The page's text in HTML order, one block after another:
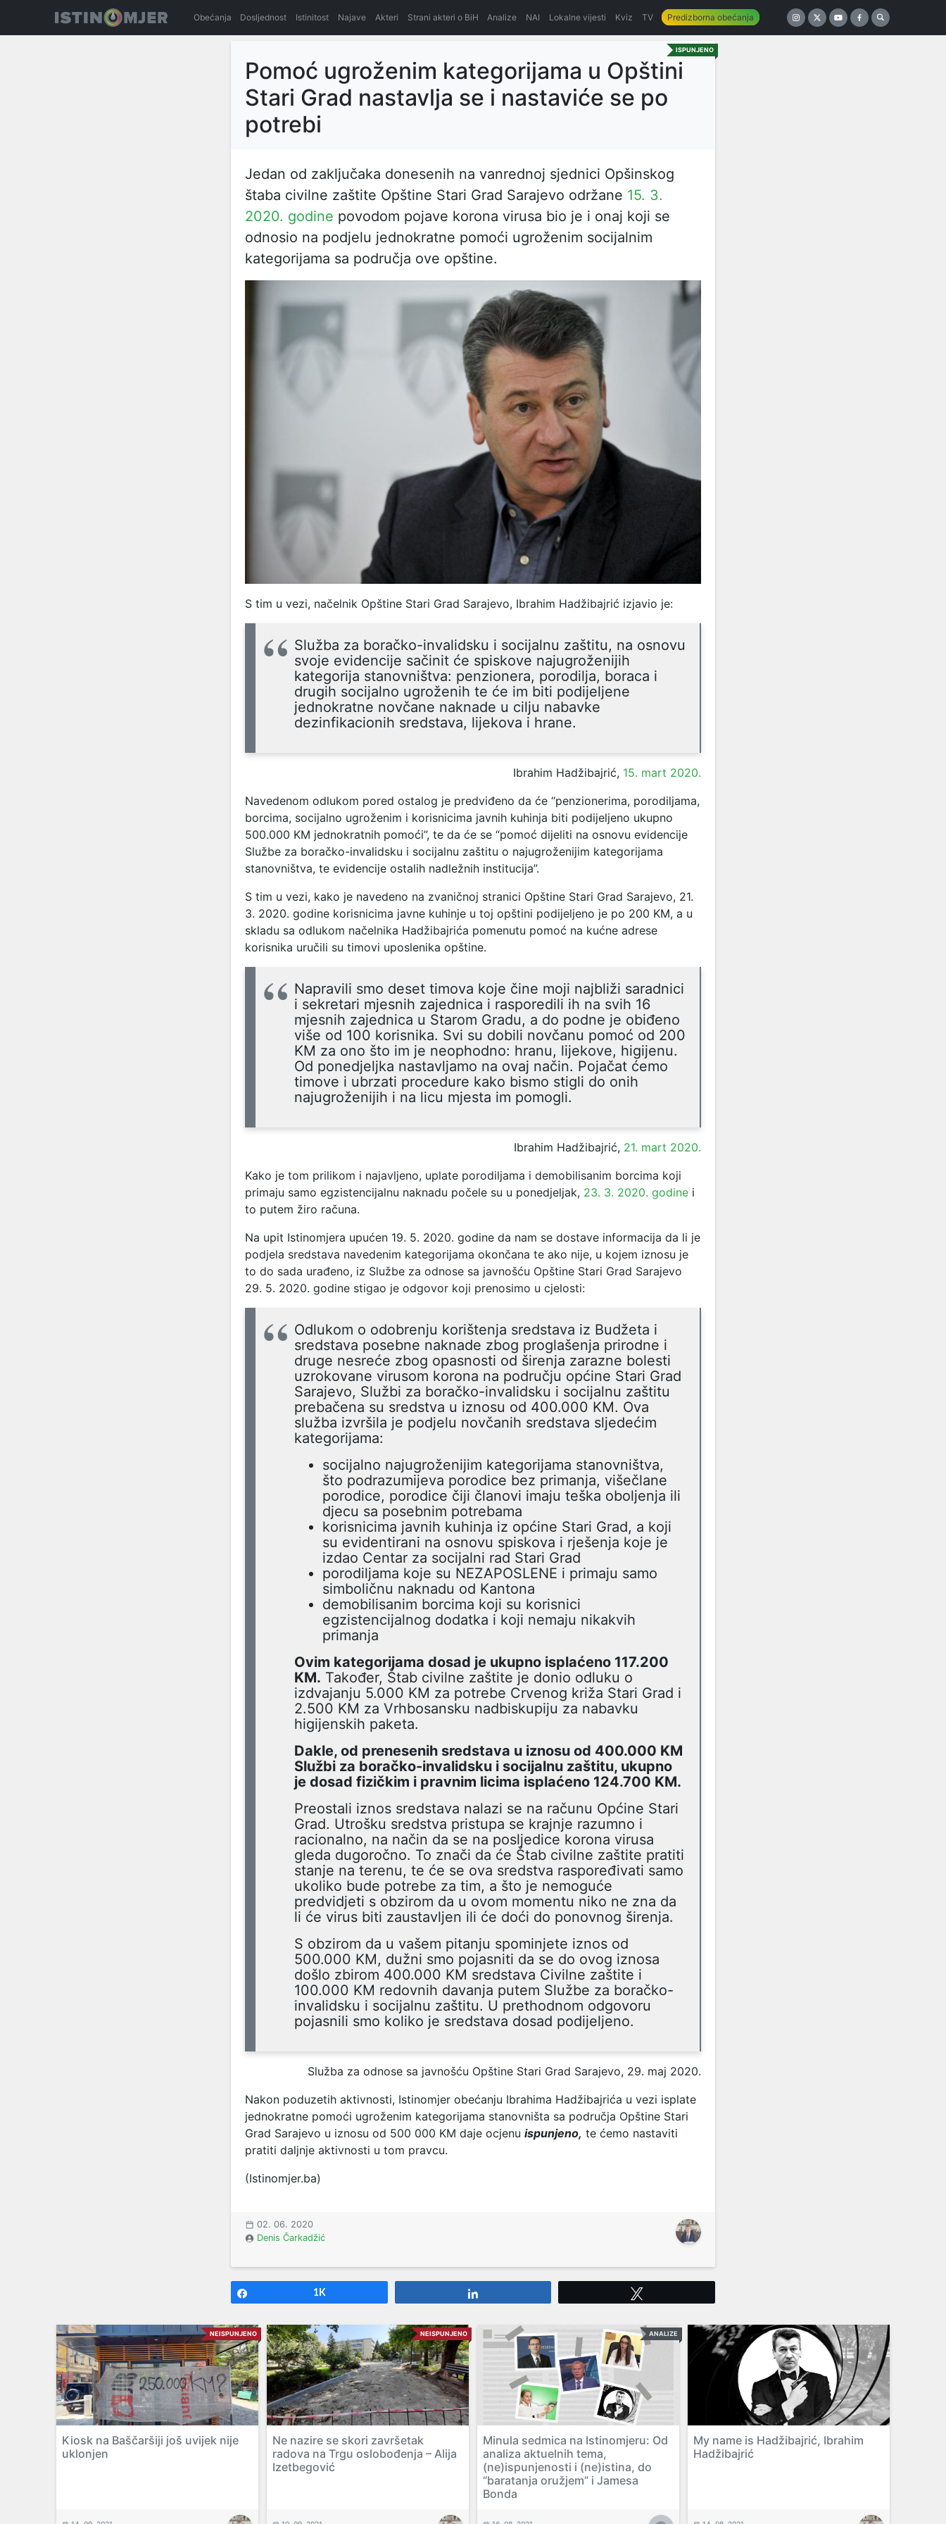
Obećanja Dosljednost Istinitost Najave Akteri Strani akteri o BiH Analize NAI Lokalne vijesti Kviz TV Predizborna obećanja
ISPUNJENO
Pomoć ugroženim kategorijama u Opštini
Stari Grad nastavlja se i nastaviće se po
potrebi
Jedan od zaključaka donesenih na vanrednoj sjednici Opšinskog
štaba civilne zaštite Opštine Stari Grad Sarajevo održane 15. 3.
2020. godine povodom pojave korona virusa bio je i onaj koji se
odnosio na podjelu jednokratne pomoći ugroženim socijalnim
kategorijama sa područja ove opštine.
S tim u vezi, načelnik Opštine Stari Grad Sarajevo, Ibrahim Hadžibajrić izjavio je:
Služba za boračko-invalidsku i socijalnu zaštitu, na osnovu
svoje evidencije sačinit će spiskove najugroženijih
kategorija stanovništva: penzionera, porodilja, boraca i
drugih socijalno ugroženih te će im biti podijeljene
jednokratne novčane naknade u cilju nabavke
dezinfikacionih sredstava, lijekova i hrane.
Ibrahim Hadžibajrić, 15. mart 2020.
Navedenom odlukom pored ostalog je predviđeno da će “penzionerima, porodiljama,
borcima, socijalno ugroženim i korisnicima javnih kuhinja biti podijeljeno ukupno
500.000 KM jednokratnih pomoći”, te da će se “pomoć dijeliti na osnovu evidencije
Službe za boračko-invalidsku i socijalnu zaštitu o najugroženijim kategorijama
stanovništva, te evidencije ostalih nadležnih institucija”.
S tim u vezi, kako je navedeno na zvaničnoj stranici Opštine Stari Grad Sarajevo, 21.
3. 2020. godine korisnicima javne kuhinje u toj opštini podijeljeno je po 200 KM, a u
skladu sa odlukom načelnika Hadžibajrića pomenutu pomoć na kućne adrese
korisnika uručili su timovi uposlenika opštine.
Napravili smo deset timova koje čine moji najbliži saradnici
i sekretari mjesnih zajednica i rasporedili ih na svih 16
mjesnih zajednica u Starom Gradu, a do podne je obiđeno
više od 100 korisnika. Svi su dobili novčanu pomoć od 200
KM za ono što im je neophodno: hranu, lijekove, higijenu.
Od ponedjeljka nastavljamo na ovaj način. Pojačat ćemo
timove i ubrzati procedure kako bismo stigli do onih
najugroženijih i na licu mjesta im pomogli.
Ibrahim Hadžibajrić, 21. mart 2020.
Kako je tom prilikom i najavljeno, uplate porodiljama i demobilisanim borcima koji
primaju samo egzistencijalnu naknadu počele su u ponedjeljak, 23. 3. 2020. godine i
to putem žiro računa.
Na upit Istinomjera upućen 19. 5. 2020. godine da nam se dostave informacija da li je
podjela sredstava navedenim kategorijama okončana te ako nije, u kojem iznosu je
to do sada urađeno, iz Službe za odnose sa javnošću Opštine Stari Grad Sarajevo
29. 5. 2020. godine stigao je odgovor koji prenosimo u cjelosti:
Odlukom o odobrenju korištenja sredstava iz Budžeta i
sredstava posebne naknade zbog proglašenja prirodne i
druge nesreće zbog opasnosti od širenja zarazne bolesti
uzrokovane virusom korona na području općine Stari Grad
Sarajevo, Službi za boračko-invalidsku i socijalnu zaštitu
prebačena su sredstva u iznosu od 400.000 KM. Ova
služba izvršila je podjelu novčanih sredstava sljedećim
kategorijama:
socijalno najugroženijim kategorijama stanovništva,
što podrazumijeva porodice bez primanja, višečlane
porodice, porodice čiji članovi imaju teška oboljenja ili
djecu sa posebnim potrebama
korisnicima javnih kuhinja iz općine Stari Grad, a koji
su evidentirani na osnovu spiskova i rješenja koje je
izdao Centar za socijalni rad Stari Grad
porodiljama koje su NEZAPOSLENE i primaju samo
simboličnu naknadu od Kantona
demobilisanim borcima koji su korisnici
egzistencijalnog dodatka i koji nemaju nikakvih
primanja
Ovim kategorijama dosad je ukupno isplaćeno 117.200
KM. Također, Štab civilne zaštite je donio odluku o
izdvajanju 5.000 KM za potrebe Crvenog križa Stari Grad i
2.500 KM za Vrhbosansku nadbiskupiju za nabavku
higijenskih paketa.
Dakle, od prenesenih sredstava u iznosu od 400.000 KM
Službi za boračko-invalidsku i socijalnu zaštitu, ukupno
je dosad fizičkim i pravnim licima isplaćeno 124.700 KM.
Preostali iznos sredstava nalazi se na računu Općine Stari
Grad. Utrošku sredstva pristupa se krajnje razumno i
racionalno, na način da se na posljedice korona virusa
gleda dugoročno. To znači da će Štab civilne zaštite pratiti
stanje na terenu, te će se ova sredstva raspoređivati samo
ukoliko bude potrebe za tim, a što je nemoguće
predvidjeti s obzirom da u ovom momentu niko ne zna da
li će virus biti zaustavljen ili će doći do ponovnog širenja.
S obzirom da u vašem pitanju spominjete iznos od
500.000 KM, dužni smo pojasniti da se do ovog iznosa
došlo zbirom 400.000 KM sredstava Civilne zaštite i
100.000 KM redovnih davanja putem Službe za boračko-
invalidsku i socijalnu zaštitu. U prethodnom odgovoru
pojasnili smo koliko je sredstava dosad podijeljeno.
Služba za odnose sa javnošću Opštine Stari Grad Sarajevo, 29. maj 2020.
Nakon poduzetih aktivnosti, Istinomjer obećanju Ibrahima Hadžibajrića u vezi isplate
jednokratne pomoći ugroženim kategorijama stanovništa sa područja Opštine Stari
Grad Sarajevo u iznosu od 500 000 KM daje ocjenu ispunjeno, te ćemo nastaviti
pratiti daljnje aktivnosti u tom pravcu.
(Istinomjer.ba)
02. 06. 2020
Denis Čarkadžić
1K
NEISPUNJENO
Kiosk na Baščaršiji još uvijek nije
uklonjen
NEISPUNJENO
Ne nazire se skori završetak
radova na Trgu oslobođenja – Alija
Izetbegović
ANALIZE
Minula sedmica na Istinomjeru: Od
analiza aktuelnih tema,
(ne)ispunjenosti i (ne)istina, do
“baratanja oružjem” i Jamesa
Bonda
My name is Hadžibajrić, Ibrahim
Hadžibajrić